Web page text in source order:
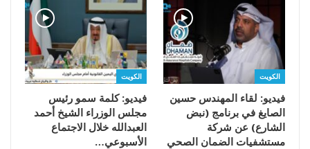
الكويت
فيديو: لقاء المهندس حسين
الصايغ في برنامج (نبض
الشارع) عن شركة
مستشفيات الضمان الصحي
الكويت
فيديو: كلمة سمو رئيس
مجلس الوزراء الشيخ أحمد
العبدالله خلال الاجتماع
الأسبوعي…